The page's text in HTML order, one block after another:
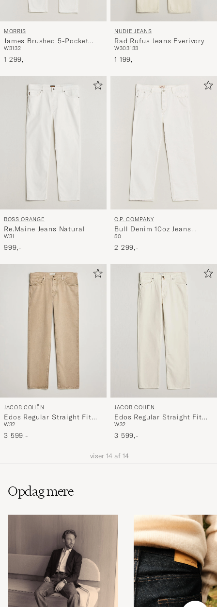
MORRIS
James Brushed 5-Pocket
Jeans Off White
W3132
1 299,-
NUDIE JEANS
Rad Rufus Jeans Everivory
W303133
1 199,-
BOSS ORANGE
Re.Maine Jeans Natural
W31
999,-
C.P. COMPANY
Bull Denim 10oz Jeans
White
50
2 299,-
JACOB COHËN
Edos Regular Straight Fit
Bull Denim Jeans Beige
W32
3 599,-
JACOB COHËN
Edos Regular Straight Fit
Bull Denim Jeans White
W32
3 599,-
viser 14 af 14
Opdag mere